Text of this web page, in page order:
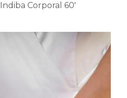
Indiba Corporal 60'